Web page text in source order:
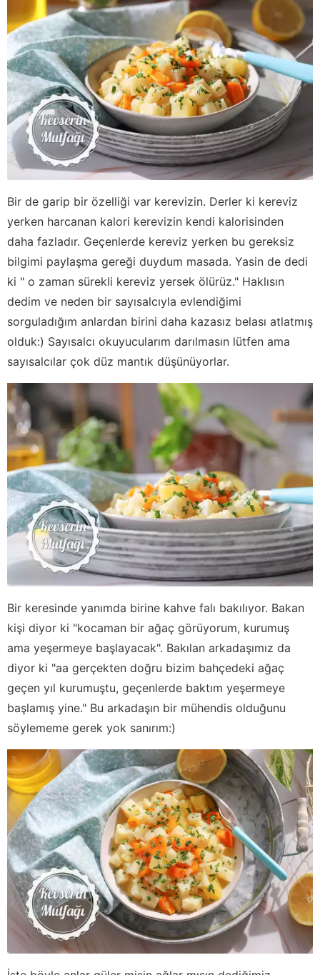
Bir de garip bir özelliği var kerevizin. Derler ki kereviz
yerken harcanan kalori kerevizin kendi kalorisinden
daha fazladır. Geçenlerde kereviz yerken bu gereksiz
bilgimi paylaşma gereği duydum masada. Yasin de dedi
ki " o zaman sürekli kereviz yersek ölürüz." Haklısın
dedim ve neden bir sayısalcıyla evlendiğimi
sorguladığım anlardan birini daha kazasız belası atlatmış
olduk:) Sayısalcı okuyucularım darılmasın lütfen ama
sayısalcılar çok düz mantık düşünüyorlar.
Bir keresinde yanımda birine kahve falı bakılıyor. Bakan
kişi diyor ki "kocaman bir ağaç görüyorum, kurumuş
ama yeşermeye başlayacak". Bakılan arkadaşımız da
diyor ki "aa gerçekten doğru bizim bahçedeki ağaç
geçen yıl kurumuştu, geçenlerde baktım yeşermeye
başlamış yine." Bu arkadaşın bir mühendis olduğunu
söylememe gerek yok sanırım:)